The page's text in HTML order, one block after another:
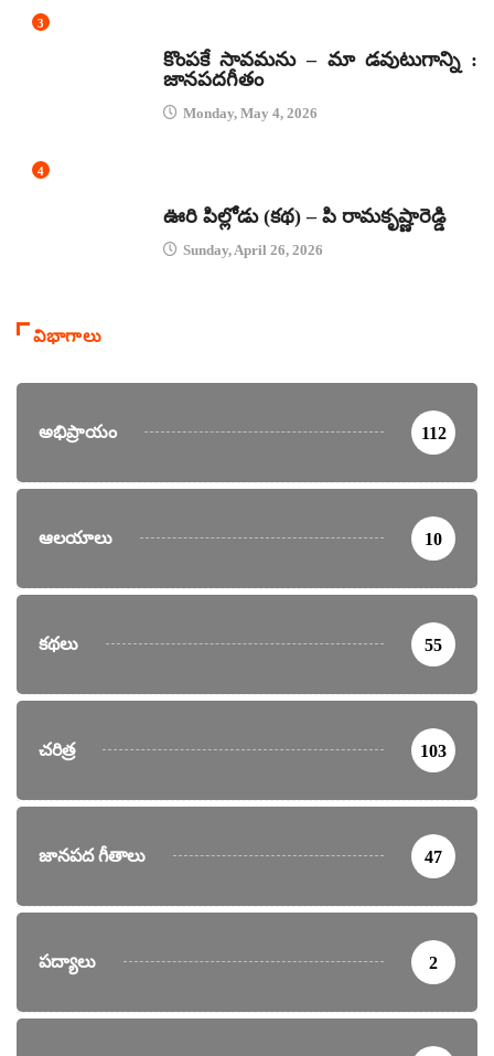
3
కొంపకే సావమను – మా డవుటుగాన్ని :
జానపదగీతం
Monday, May 4, 2026
4
ఊరి పిల్లోడు (కథ) – పి రామకృష్ణారెడ్డి
Sunday, April 26, 2026
విభాగాలు
అభిప్రాయం 112
ఆలయాలు 10
కథలు 55
చరిత్ర 103
జానపద గీతాలు 47
పద్యాలు 2